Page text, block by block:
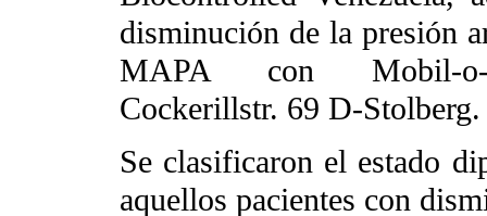
disminución de la presión
MAPA con Mobil-o-
Cockerillstr. 69 D-
Se clasificaron el estado
aquellos pacientes con